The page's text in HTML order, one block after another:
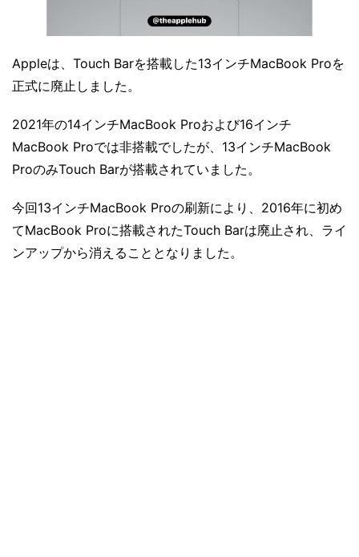
Appleは、Touch Barを搭載した13インチMacBook Proを
正式に廃止しました。
2021年の14インチMacBook Proおよび16インチ
MacBook Proでは非搭載でしたが、13インチMacBook
ProのみTouch Barが搭載されていました。
今回13インチMacBook Proの刷新により、2016年に初め
てMacBook Proに搭載されたTouch Barは廃止され、ライ
ンアップから消えることとなりました。